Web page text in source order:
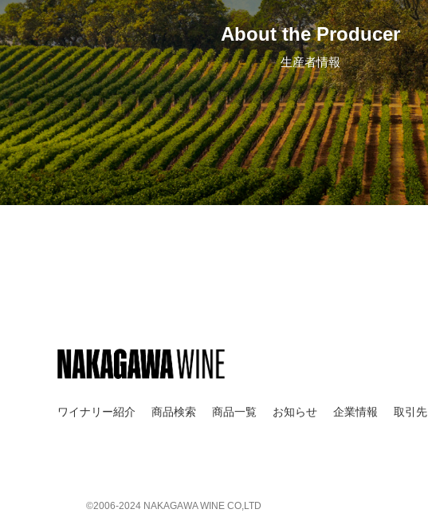
About the Producer
生産者情報
ワイナリー紹介 商品検索 商品一覧 お知らせ 企業情報 取引先
©︎2006-2024 NAKAGAWA WINE CO,LTD